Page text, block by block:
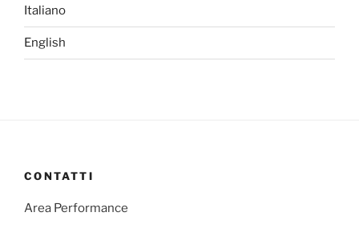
Italiano
English
CONTATTI
Area Performance